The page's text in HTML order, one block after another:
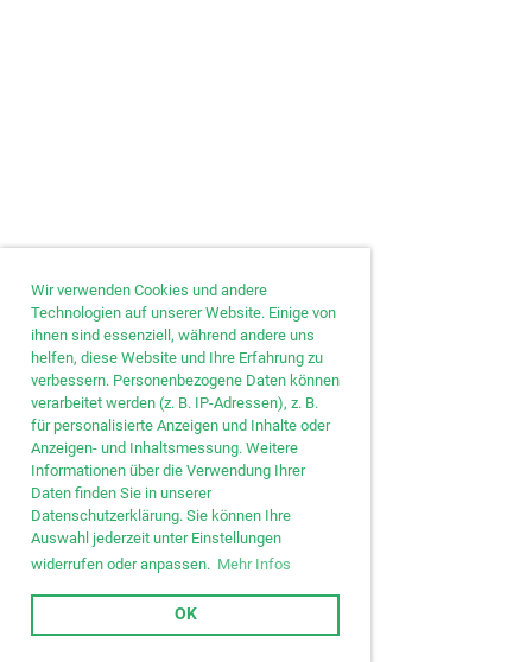
Wir verwenden Cookies und andere
Technologien auf unserer Website. Einige von
ihnen sind essenziell, während andere uns
helfen, diese Website und Ihre Erfahrung zu
verbessern. Personenbezogene Daten können
verarbeitet werden (z. B. IP-Adressen), z. B.
für personalisierte Anzeigen und Inhalte oder
Anzeigen- und Inhaltsmessung. Weitere
Informationen über die Verwendung Ihrer
Daten finden Sie in unserer
Datenschutzerklärung. Sie können Ihre
Auswahl jederzeit unter Einstellungen
widerrufen oder anpassen. Mehr Infos
OK